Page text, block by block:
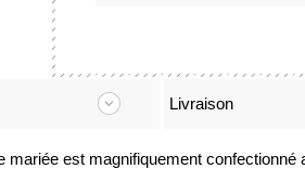
Livraison
mariée est magnifiquement